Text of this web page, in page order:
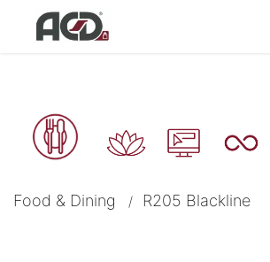
Food & Dining / R205 Blackline